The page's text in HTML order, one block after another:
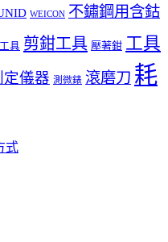
WEICON 不鏽鋼用含鈷
具 剪鉗工具 壓著鉗 工具
定儀器 測微錶 滾磨刀 耗
式